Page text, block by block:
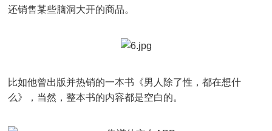
还销售某些脑洞大开的商品。
比如他曾出版并热销的一本书《男人除了性，都在想什
么》，当然，整本书的内容都是空白的。